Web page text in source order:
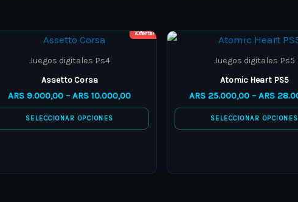
¡Oferta!
Juegos digitales Ps4
Assetto Corsa
ARS 9.000,00 – ARS 10.000,00
Price
SELECCIONAR OPCIONES
This
product
multiple
variants.
The
be
Juegos digitales Ps5
Atomic Heart PS5
ARS 25.000,00 – ARS
SELECCIONAR OPCIONES
This
product
multiple
variants.
The
be